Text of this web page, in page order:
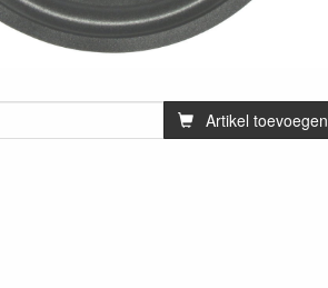
Artikel toevoegen